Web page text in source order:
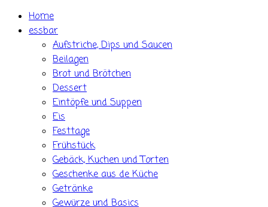
Skip Home
essbar
Aufstriche, Dips und Saucen
Beilagen
Brot und Brötchen
Dessert
Eintöpfe und Suppen
Eis
Festtage
Frühstück
Gebäck, Kuchen und Torten
Geschenke aus de Küche
Getränke
Gewürze und Basics